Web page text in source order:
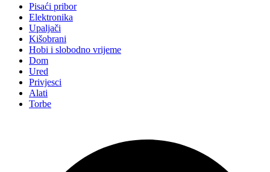
Pisaći pribor
Elektronika
Upaljači
Kišobrani
Hobi i slobodno vrijeme
Dom
Ured
Privjesci
Alati
Torbe